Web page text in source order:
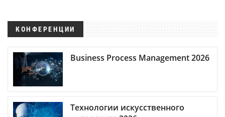
КОНФЕРЕНЦИИ
Business Process Management 2026
Технологии искусственного